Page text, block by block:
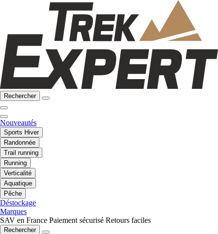
Rechercher
Nouveautés
Sports Hiver
Randonnée
Trail running
Running
Verticalité
Aquatique
Pêche
Déstockage
Marques
SAV en France Paiement sécurisé Retours faciles
Rechercher